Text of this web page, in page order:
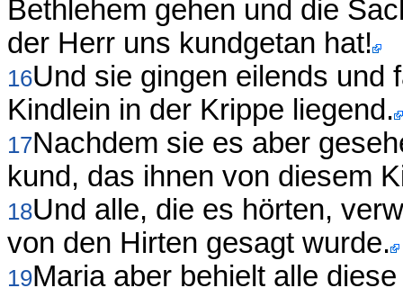
Bethlehem gehen und die
der Herr uns kundgetan hat!
16Und sie gingen eilends und
Kindlein in der Krippe liegend.
17Nachdem sie es aber
kund, das ihnen von diesem
18Und alle, die es hörten,
von den Hirten gesagt wurde.
19Maria aber behielt alle